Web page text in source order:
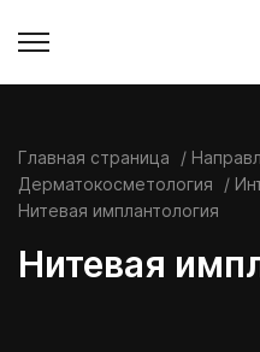
Главная страница
Дерматокосметология
Нитевая имплантология
Нитевая